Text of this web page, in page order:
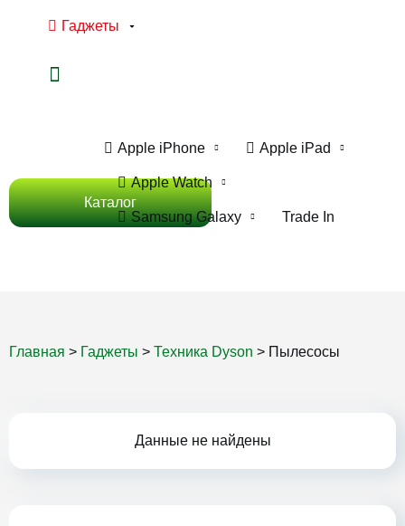
Гаджеты
Каталог
Apple iPhone Apple iPad
Apple Watch
Samsung Galaxy Trade In
Главная > Гаджеты > Техника Dyson > Пылесосы
Данные не найдены